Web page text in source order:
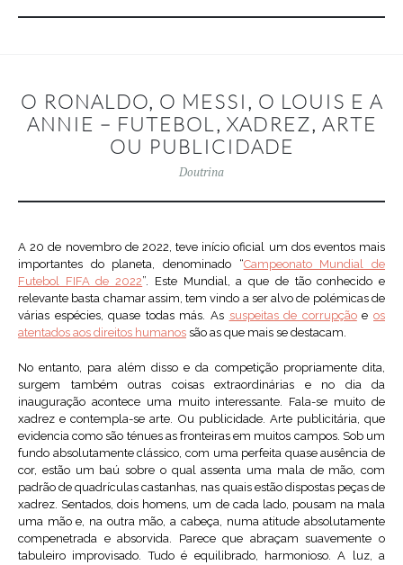
O RONALDO, O MESSI, O LOUIS E A
ANNIE – FUTEBOL, XADREZ, ARTE
OU PUBLICIDADE
Doutrina
A 20 de novembro de 2022, teve início oficial um dos eventos mais
importantes do planeta, denominado “Campeonato Mundial de
Futebol FIFA de 2022”. Este Mundial, a que de tão conhecido e
relevante basta chamar assim, tem vindo a ser alvo de polémicas de
várias espécies, quase todas más. As suspeitas de corrupçãoeos
atentados aos direitos humanos são as que mais se destacam.
No entanto, para além disso e da competição propriamente dita,
surgem também outras coisas extraordinárias e no dia da
inauguração acontece uma muito interessante. Fala-se muito de
xadrez e contempla-se arte. Ou publicidade. Arte publicitária, que
evidencia como são ténues as fronteiras em muitos campos. Sob um
fundo absolutamente clássico, com uma perfeita quase ausência de
cor, estão um baú sobre o qual assenta uma mala de mão, com
padrão de quadrículas castanhas, nas quais estão dispostas peças de
xadrez. Sentados, dois homens, um de cada lado, pousam na mala
uma mão e, na outra mão, a cabeça, numa atitude absolutamente
compenetrada e absorvida. Parece que abraçam suavemente o
tabuleiro improvisado. Tudo é equilibrado, harmonioso. A luz, a